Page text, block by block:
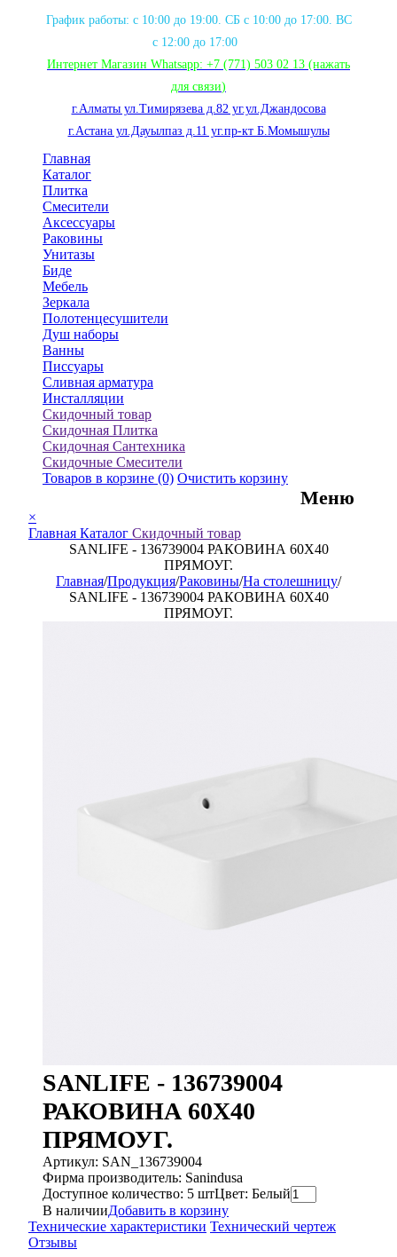
График работы: с 10:00 до 19:00. СБ с 10:00 до 17:00. ВС
с 12:00 до 17:00
Интернет Магазин Whatsapp: +7 (771) 503 02 13 (нажать
для связи)
г.Алматы ул.Тимирязева д.82 уг.ул.Джандосова
г.Астана ул.Дауылпаз д.11 уг.пр-кт Б.Момышулы
Главная
Каталог
Плитка
Смесители
Аксессуары
Раковины
Унитазы
Биде
Мебель
Зеркала
Полотенцесушители
Душ наборы
Ванны
Писсуары
Сливная арматура
Инсталляции
Скидочный товар
Скидочная Плитка
Скидочная Сантехника
Скидочные Смесители
Товаров в корзине (0) Очистить корзину
Меню
×
Главная Каталог Скидочный товар
SANLIFE - 136739004 РАКОВИНА 60X40
ПРЯМОУГ.
Главная/Продукция/Раковины/На столешницу/
SANLIFE - 136739004 РАКОВИНА 60X40
ПРЯМОУГ.
SANLIFE - 136739004
РАКОВИНА 60X40
ПРЯМОУГ.
Артикул: SAN_136739004
Фирма производитель: Sanindusa
Доступное количество: 5 штЦвет: Белый
В наличииДобавить в корзину
Технические характеристики Технический чертеж
Отзывы